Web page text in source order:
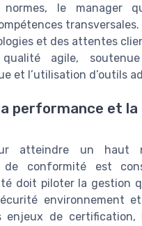
le manager
transversales.
et des attentes
agile,
et l’utilisation d’outils
performance et la
atteindre un haut
de conformité est
doit piloter la gestion
environnement
enjeux de certification,